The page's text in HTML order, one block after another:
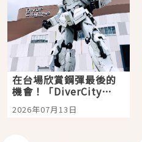
在台場欣賞鋼彈最後的
機會！「DiverCity
Tokyo Plaza」搭船、
購物、美食及夜景，一
2026年07月13日